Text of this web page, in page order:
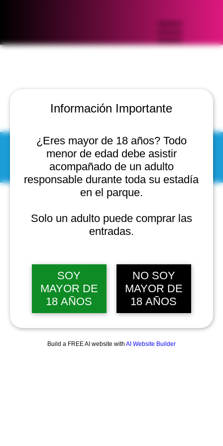
Información Importante
¿Eres mayor de 18 años? Todo
menor de edad debe asistir
acompañado de un adulto
responsable durante toda su estadía
en el parque.
Solo un adulto puede comprar las
entradas.
SOY
MAYOR DE
18 AÑOS
NO SOY
MAYOR DE
18 AÑOS
Build a FREE AI website with AI Website Builder
© 2025 by Scantastic.